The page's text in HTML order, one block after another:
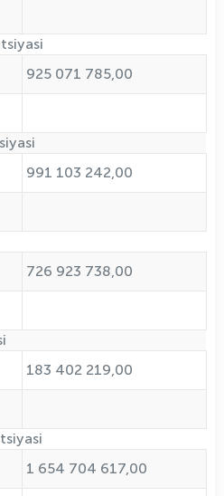
925 071 785,00
991 103 242,00
726 923 738,00
183 402 219,00
1 654 704 617,00